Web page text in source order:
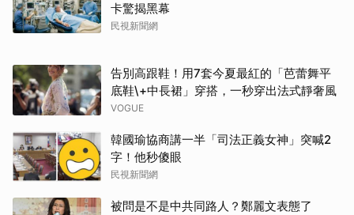
卡驚揭黑幕
民視新聞網
告別高跟鞋！用7套今夏最紅的「芭蕾舞平
底鞋\+中長裙」穿搭，一秒穿出法式靜奢風
VOGUE
韓國瑜協商講一半「司法正義女神」突喊2
字！他秒傻眼
民視新聞網
被問是不是中共同路人？鄭麗文表態了